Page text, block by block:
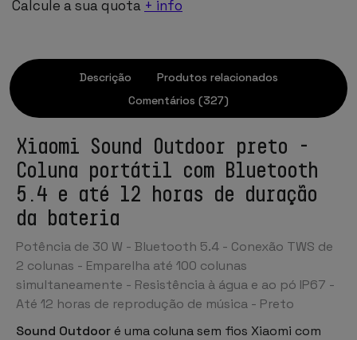
Calcule a sua quota + info
Descrição
Produtos relacionados
Comentários (327)
Xiaomi Sound Outdoor preto -
Coluna portátil com Bluetooth
5.4 e até 12 horas de duração
da bateria
Potência de 30 W - Bluetooth 5.4 - Conexão TWS de
2 colunas - Emparelha até 100 colunas
simultaneamente - Resistência à água e ao pó IP67 -
Até 12 horas de reprodução de música - Preto
Sound Outdoor é uma coluna sem fios Xiaomi com